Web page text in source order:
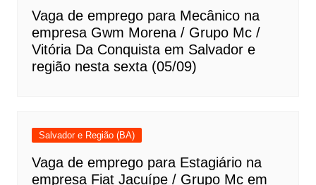
Vaga de emprego para Mecânico na
empresa Gwm Morena / Grupo Mc /
Vitória Da Conquista em Salvador e
região nesta sexta (05/09)
Salvador e Região (BA)
Vaga de emprego para Estagiário na
empresa Fiat Jacuípe / Grupo Mc em